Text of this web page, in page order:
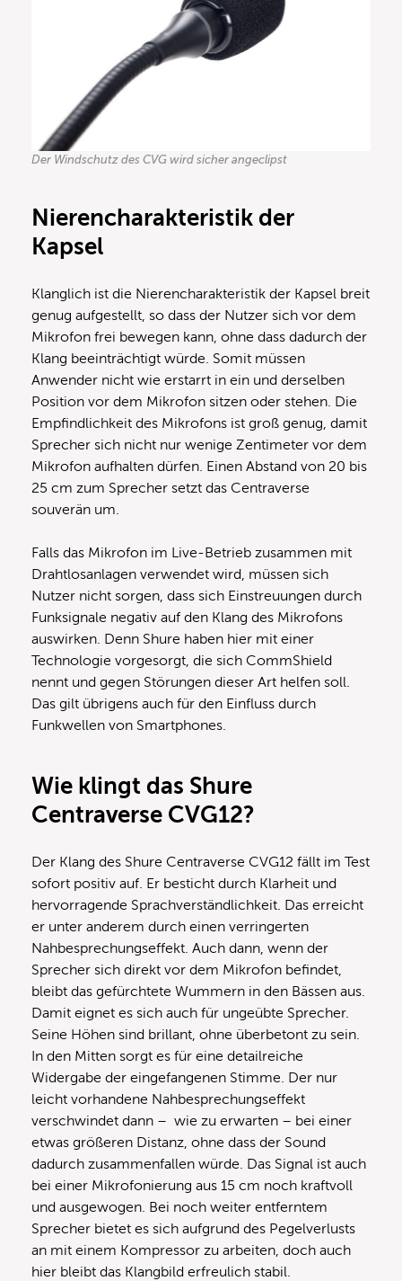
Der Windschutz des CVG wird sicher angeclipst
Nierencharakteristik der
Kapsel
Klanglich ist die Nierencharakteristik der Kapsel breit
genug aufgestellt, so dass der Nutzer sich vor dem
Mikrofon frei bewegen kann, ohne dass dadurch der
Klang beeinträchtigt würde. Somit müssen
Anwender nicht wie erstarrt in ein und derselben
Position vor dem Mikrofon sitzen oder stehen. Die
Empfindlichkeit des Mikrofons ist groß genug, damit
Sprecher sich nicht nur wenige Zentimeter vor dem
Mikrofon aufhalten dürfen. Einen Abstand von 20 bis
25 cm zum Sprecher setzt das Centraverse
souverän um.
Falls das Mikrofon im Live-Betrieb zusammen mit
Drahtlosanlagen verwendet wird, müssen sich
Nutzer nicht sorgen, dass sich Einstreuungen durch
Funksignale negativ auf den Klang des Mikrofons
auswirken. Denn Shure haben hier mit einer
Technologie vorgesorgt, die sich CommShield
nennt und gegen Störungen dieser Art helfen soll.
Das gilt übrigens auch für den Einfluss durch
Funkwellen von Smartphones.
Wie klingt das Shure
Centraverse CVG12?
Der Klang des Shure Centraverse CVG12 fällt im Test
sofort positiv auf. Er besticht durch Klarheit und
hervorragende Sprachverständlichkeit. Das erreicht
er unter anderem durch einen verringerten
Nahbesprechungseffekt. Auch dann, wenn der
Sprecher sich direkt vor dem Mikrofon befindet,
bleibt das gefürchtete Wummern in den Bässen aus.
Damit eignet es sich auch für ungeübte Sprecher.
Seine Höhen sind brillant, ohne überbetont zu sein.
In den Mitten sorgt es für eine detailreiche
Widergabe der eingefangenen Stimme. Der nur
leicht vorhandene Nahbesprechungseffekt
verschwindet dann – wie zu erwarten – bei einer
etwas größeren Distanz, ohne dass der Sound
dadurch zusammenfallen würde. Das Signal ist auch
bei einer Mikrofonierung aus 15 cm noch kraftvoll
und ausgewogen. Bei noch weiter entferntem
Sprecher bietet es sich aufgrund des Pegelverlusts
an mit einem Kompressor zu arbeiten, doch auch
hier bleibt das Klangbild erfreulich stabil.